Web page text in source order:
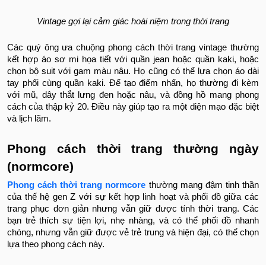
Vintage gợi lại cảm giác hoài niệm trong thời trang
Các quý ông ưa chuộng phong cách thời trang vintage thường
kết hợp áo sơ mi họa tiết với quần jean hoặc quần kaki, hoặc
chọn bộ suit với gam màu nâu. Họ cũng có thể lựa chọn áo dài
tay phối cùng quần kaki. Để tạo điểm nhấn, họ thường đi kèm
với mũ, dây thắt lưng đen hoặc nâu, và đồng hồ mang phong
cách của thập kỷ 20. Điều này giúp tạo ra một diện mạo đặc biệt
và lịch lãm.
Phong cách thời trang thường ngày
(normcore)
Phong cách thời trang normcore thường mang đậm tinh thần
của thế hệ gen Z với sự kết hợp linh hoạt và phối đồ giữa các
trang phục đơn giản nhưng vẫn giữ được tính thời trang. Các
bạn trẻ thích sự tiện lợi, nhẹ nhàng, và có thể phối đồ nhanh
chóng, nhưng vẫn giữ được vẻ trẻ trung và hiện đại, có thể chọn
lựa theo phong cách này.